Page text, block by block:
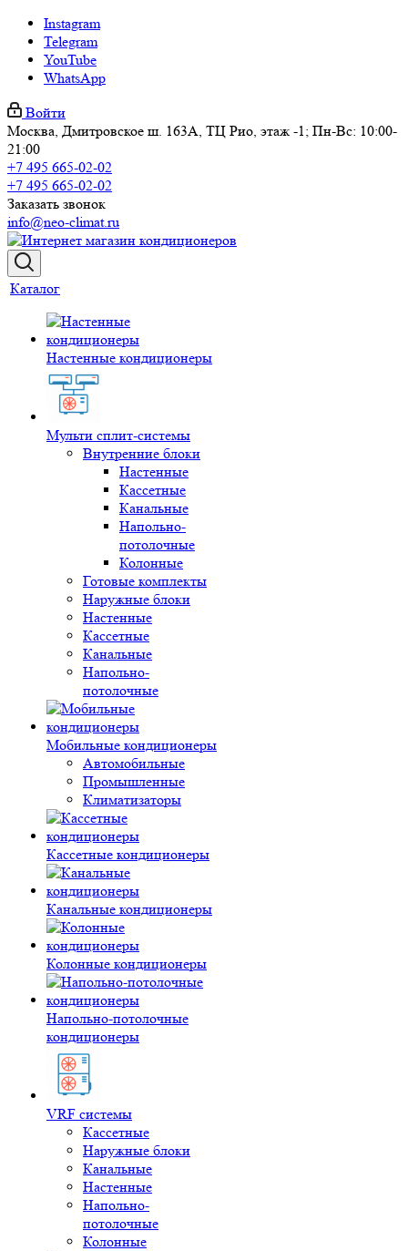
Instagram
Telegram
YouTube
WhatsApp
Войти
Москва, Дмитровское ш. 163А, ТЦ Рио, этаж -1; Пн-Вс: 10:00-
21:00
+7 495 665-02-02
+7 495 665-02-02
Заказать звонок
info@neo-climat.ru
Каталог
Настенные кондиционеры
Мульти сплит-системы
Внутренние блоки
Настенные
Кассетные
Канальные
Напольно-
потолочные
Колонные
Готовые комплекты
Наружные блоки
Настенные
Кассетные
Канальные
Напольно-
потолочные
Мобильные кондиционеры
Автомобильные
Промышленные
Климатизаторы
Кассетные кондиционеры
Канальные кондиционеры
Колонные кондиционеры
Напольно-потолочные
кондиционеры
VRF системы
Кассетные
Наружные блоки
Канальные
Настенные
Напольно-
потолочные
Колонные